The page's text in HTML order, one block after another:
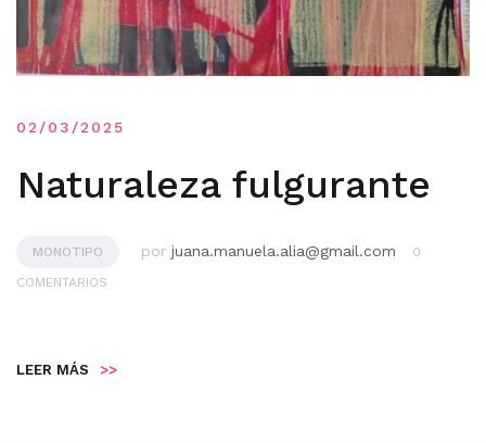
02/03/2025
Naturaleza fulgurante
MONOTIPO por juana.manuela.alia@gmail.com
0
COMENTARIOS
LEER MÁS >>